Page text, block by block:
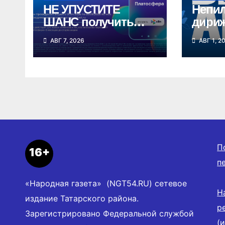
НЕ УПУСТИТЕ
ШАНС получить
кешбэк 3% за
оплату ЖКУ через
СБП в
АВГ 7, 2026
вАВГ 1,
16+
«Народная газета» (NGT54.RU) сетевое
издание Татарского района.
Зарегистрировано Федеральной службой